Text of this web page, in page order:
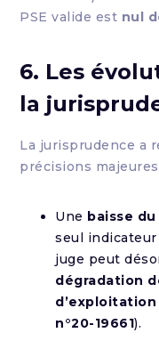
PSE valide est nul
6. Les
la
La jurisprudence a
précisions majeures
Une baisse
seul
juge peut
dégradation
d’exploitation
n°20-19661).